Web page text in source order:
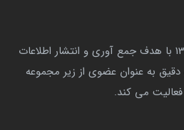
مرجع حقوقی ایران از سال 1394 با هدف جمع آوری و انتشار اطلاعات
به عنوان عضوی از زیر مجموعه
می کند.